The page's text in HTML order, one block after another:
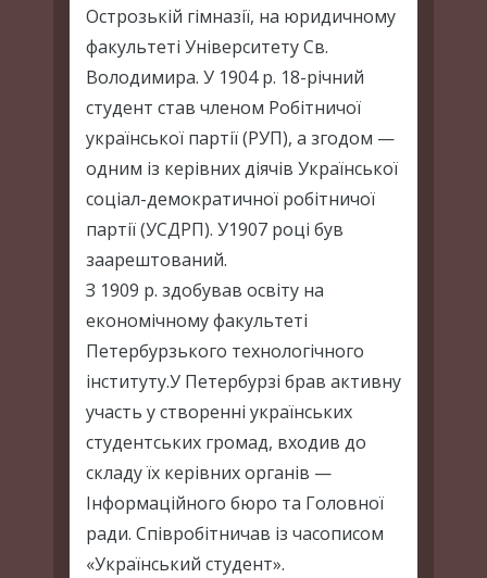
Острозькій гімназії, на юридичному
факультеті Університету Св.
Володимира. У 1904 р. 18-річний
студент став членом Робітничої
української партії (РУП), а згодом —
одним із керівних діячів Української
соціал-демократичної робітничої
партії (УСДРП). У1907 році був
заарештований.
З 1909 р. здобував освіту на
економічному факультеті
Петербурзького технологічного
інституту.У Петербурзі брав активну
участь у створенні українських
студентських громад, входив до
складу їх керівних органів —
Інформаційного бюро та Головної
ради. Співробітничав із часописом
«Український студент».